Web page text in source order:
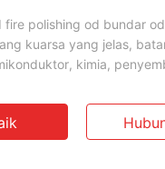
fire polishing od bundar
kuarsa yang jelas,
kimia,